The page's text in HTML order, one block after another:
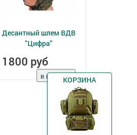
Десантный шлем ВДВ
"Цифра"
1800 руб
КОРЗИНА